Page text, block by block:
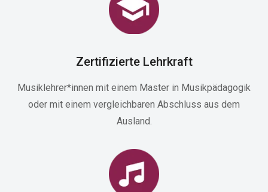
Zertifizierte Lehrkraft
Musiklehrer*innen mit einem Master in Musikpädagogik
oder mit einem vergleichbaren Abschluss aus dem
Ausland.